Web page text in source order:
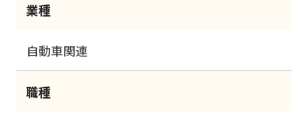
業種
自動車関連
職種